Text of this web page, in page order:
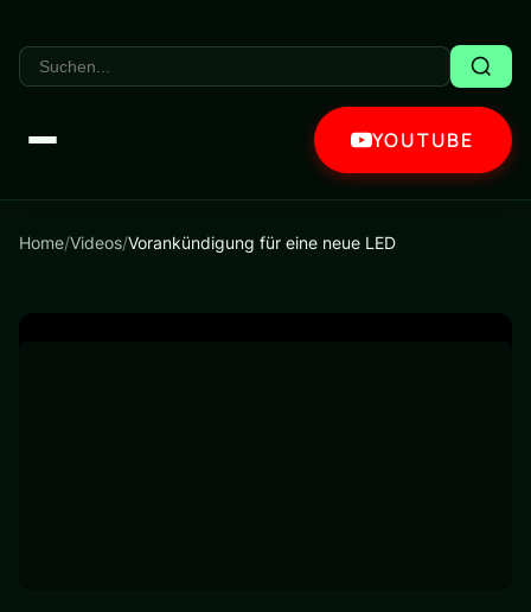
YOUTUBE
Home/Videos/Vorankündigung für eine neue LED